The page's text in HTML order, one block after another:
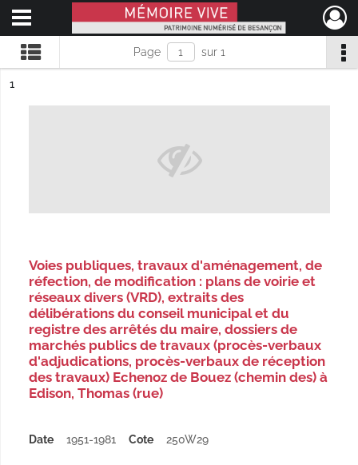
Mémoire Vive patrimoine numérisé de Besançon
Ouvrir le menu déroulant
Page sur 1
n°
1
Voies publiques, travaux d'aménagement, de
réfection, de modification : plans de voirie et
réseaux divers (VRD), extraits des
délibérations du conseil municipal et du
registre des arrêtés du maire, dossiers de
marchés publics de travaux (procès-verbaux
d'adjudications, procès-verbaux de réception
des travaux) Echenoz de Bouez (chemin des) à
Edison, Thomas (rue)
Date 1951-1981 Cote 250W29